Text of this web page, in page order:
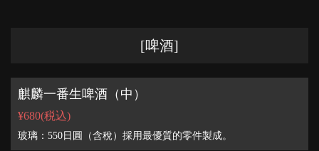
[啤酒]
麒麟一番生啤酒（中）
¥680(税込)
玻璃：550日圓（含稅）採用最優質的零件製成。